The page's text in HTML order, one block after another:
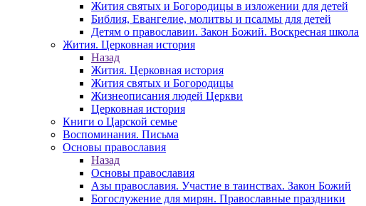
Жития святых и Богородицы в изложении для детей
Библия, Евангелие, молитвы и псалмы для детей
Детям о православии. Закон Божий. Воскресная школа
Жития. Церковная история
Назад
Жития. Церковная история
Жития святых и Богородицы
Жизнеописания людей Церкви
Церковная история
Книги о Царской семье
Воспоминания. Письма
Основы православия
Назад
Основы православия
Азы православия. Участие в таинствах. Закон Божий
Богослужение для мирян. Православные праздники